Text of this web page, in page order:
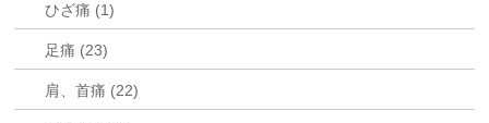
ひざ痛 (1)
足痛 (23)
肩、首痛 (22)